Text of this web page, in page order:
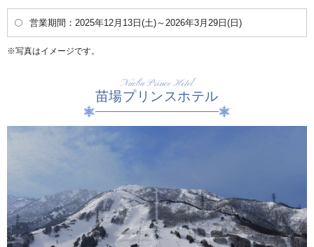
営業期間：2025年12月13日(土)～2026年3月29日(日)
写真はイメージです。
Naeba Prince Hotel
苗場プリンスホテル